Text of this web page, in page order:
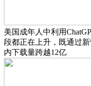
美国成年人中利用
段都正在上升，既通过
内下载量跨越12亿